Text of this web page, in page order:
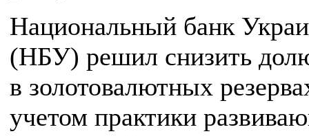
Национальный банк
(НБУ) решил снизить
в золотовалютных
учетом практики